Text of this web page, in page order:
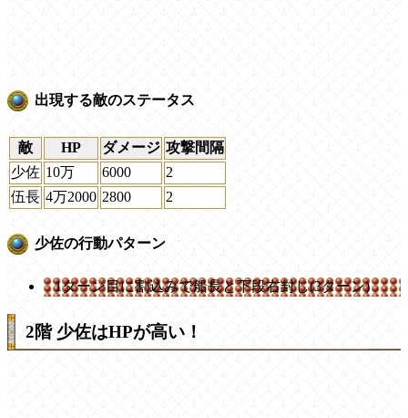
出現する敵のステータス
敵 HP ダメージ 攻撃間隔
少佐 10万 6000
2
伍長 4万2000 2800 2
少佐の行動パターン
1ターン目に割込みで船長と下段右封じ(3ターン)
2階 少佐はHPが高い！